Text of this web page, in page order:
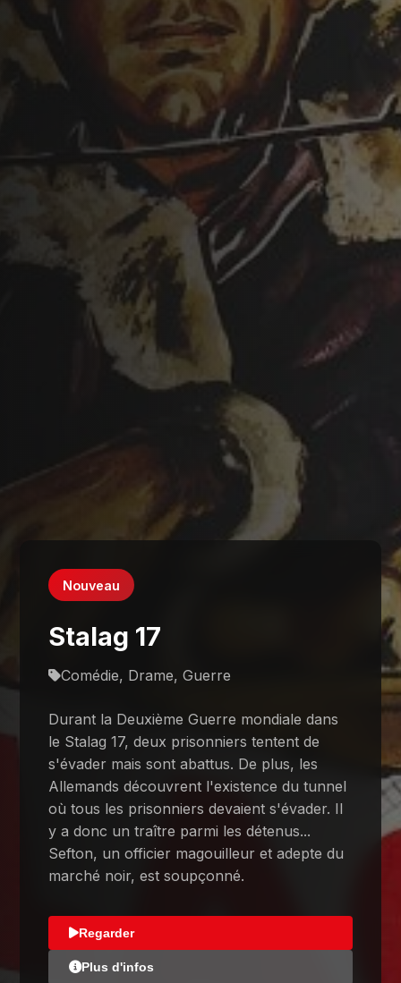
Nouveau
Stalag 17
Comédie, Drame, Guerre
Durant la Deuxième Guerre mondiale dans
le Stalag 17, deux prisonniers tentent de
s'évader mais sont abattus. De plus, les
Allemands découvrent l'existence du tunnel
où tous les prisonniers devaient s'évader. Il
y a donc un traître parmi les détenus...
Sefton, un officier magouilleur et adepte du
marché noir, est soupçonné.
Regarder
Plus d'infos